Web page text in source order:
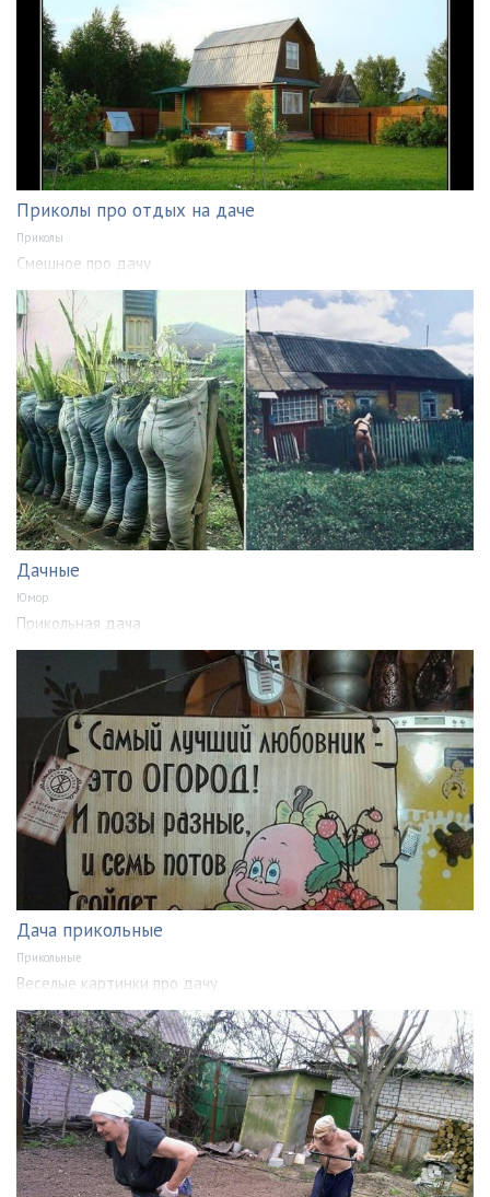
Приколы про отдых на даче
Приколы
Смешное про дачу
Дачные
Юмор
Прикольная дача
Дача прикольные
Прикольные
Веселые картинки про дачу